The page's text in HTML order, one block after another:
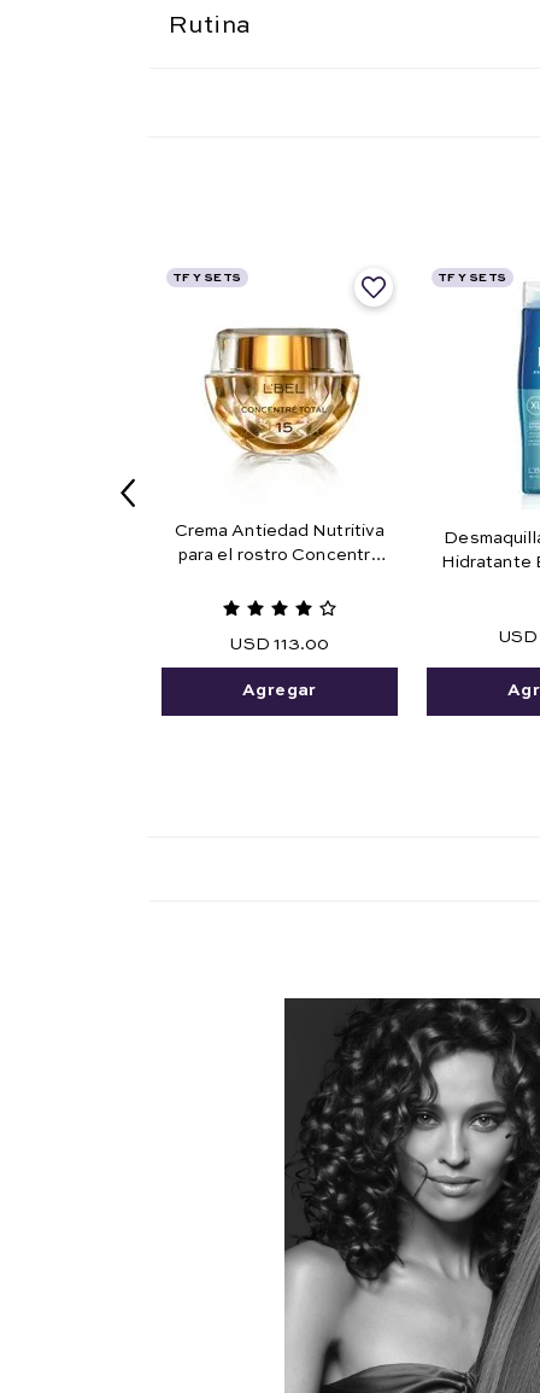
Rutina
TF Y SETS
Crema Antiedad Nutritiva
para el rostro Concentré
USD 113.00
Agregar
TF Y SETS
Hidratante
USD